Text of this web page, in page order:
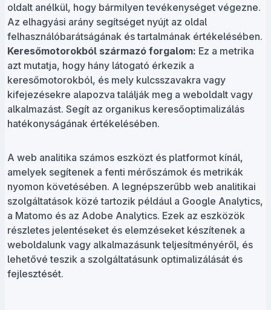
oldalt anélkül, hogy bármilyen tevékenységet végezne.
Az elhagyási arány segítséget nyújt az oldal
felhasználóbarátságának és tartalmának értékelésében.
Keresőmotorokból származó forgalom: Ez a metrika
azt mutatja, hogy hány látogató érkezik a
keresőmotorokból, és mely kulcsszavakra vagy
kifejezésekre alapozva találják meg a weboldalt vagy
alkalmazást. Segít az organikus keresőoptimalizálás
hatékonyságának értékelésében.
A web analitika számos eszközt és platformot kínál,
amelyek segítenek a fenti mérőszámok és metrikák
nyomon követésében. A legnépszerűbb web analitikai
szolgáltatások közé tartozik például a Google Analytics,
a Matomo és az Adobe Analytics. Ezek az eszközök
részletes jelentéseket és elemzéseket készítenek a
weboldalunk vagy alkalmazásunk teljesítményéről, és
lehetővé teszik a szolgáltatásunk optimalizálását és
fejlesztését.